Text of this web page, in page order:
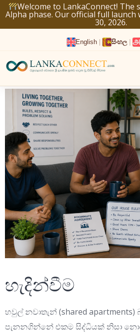
Welcome to LankaConnect! The
Alpha phase. Our official full launch
30, 2026.
English සිංහල
Skip
to
content
හැදින්වීම
හවුල් නවාතැන් (shared
පැනනගින්නේ එකම සිද්ධියක් නිසා